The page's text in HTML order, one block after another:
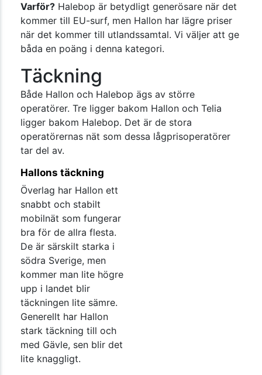
Varför? Halebop är betydligt generösare när det
kommer till EU-surf, men Hallon har lägre priser
när det kommer till utlandssamtal. Vi väljer att ge
båda en poäng i denna kategori.
Täckning
Både Hallon och Halebop ägs av större
operatörer. Tre ligger bakom Hallon och Telia
ligger bakom Halebop. Det är de stora
operatörernas nät som dessa lågprisoperatörer
tar del av.
Hallons täckning
Överlag har Hallon ett
snabbt och stabilt
mobilnät som fungerar
bra för de allra flesta.
De är särskilt starka i
södra Sverige, men
kommer man lite högre
upp i landet blir
täckningen lite sämre.
Generellt har Hallon
stark täckning till och
med Gävle, sen blir det
lite knaggligt.